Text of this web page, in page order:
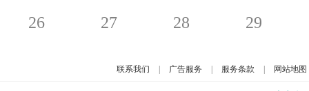
26 27 28 29
联系我们 广告服务 服务条款 网站地图